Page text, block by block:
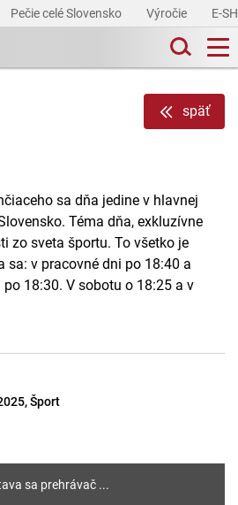
Pečie celé Slovensko Výročie E-
späť
sa dňa jedine v hlavnej
Téma dňa, exkluzívne
zo sveta športu. To všetko je
sa: v pracovné dni po 18:40 a
18:30. V sobotu o 18:25 a v
Šport